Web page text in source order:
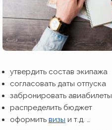
утвердить состав экипажа
согласовать даты отпуска
забронировать авиабилеты
распределить бюджет
оформить визы и т.д. …